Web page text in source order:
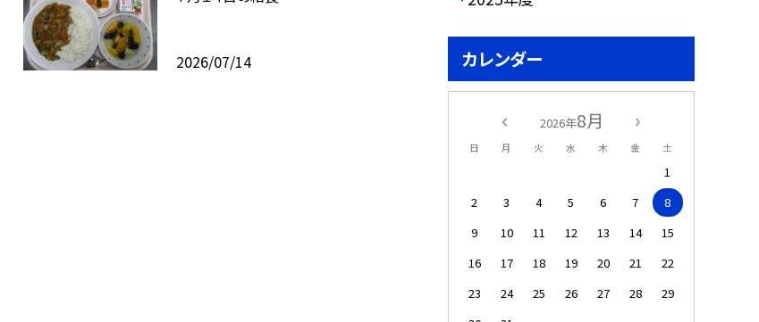
2026/07/14 カレンダー
2026年8月
日 月 火 水 木 金 土
1
2
3 4 5 6 7
8
9
10 11 12 13 14
15
16
17 18 19 20 21
22
23
24 25 26 27 28
29